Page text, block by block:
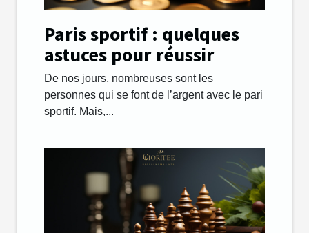
Paris sportif : quelques
astuces pour réussir
De nos jours, nombreuses sont les
personnes qui se font de l’argent avec le pari
sportif. Mais,...